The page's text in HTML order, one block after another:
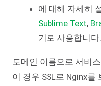
에 대해 자세히
Sublime Text,
기로 사용합니다.
도메인 이름으로 서비
이 경우 SSL로 Nginx를